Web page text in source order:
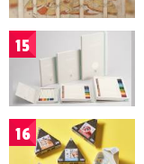
15
16